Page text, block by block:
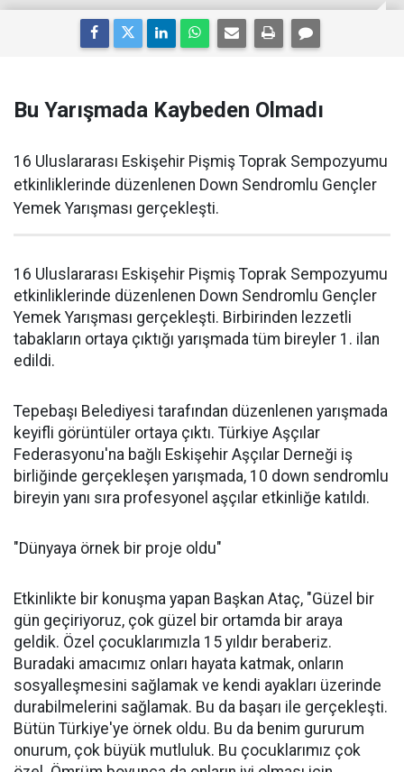
Bu Yarışmada Kaybeden Olmadı
16 Uluslararası Eskişehir Pişmiş Toprak Sempozyumu
etkinliklerinde düzenlenen Down Sendromlu Gençler
Yemek Yarışması gerçekleşti.
16 Uluslararası Eskişehir Pişmiş Toprak Sempozyumu
etkinliklerinde düzenlenen Down Sendromlu Gençler
Yemek Yarışması gerçekleşti. Birbirinden lezzetli
tabakların ortaya çıktığı yarışmada tüm bireyler 1. ilan
edildi.
Tepebaşı Belediyesi tarafından düzenlenen yarışmada
keyifli görüntüler ortaya çıktı. Türkiye Aşçılar
Federasyonu'na bağlı Eskişehir Aşçılar Derneği iş
birliğinde gerçekleşen yarışmada, 10 down sendromlu
bireyin yanı sıra profesyonel aşçılar etkinliğe katıldı.
"Dünyaya örnek bir proje oldu"
Etkinlikte bir konuşma yapan Başkan Ataç, "Güzel bir
gün geçiriyoruz, çok güzel bir ortamda bir araya
geldik. Özel çocuklarımızla 15 yıldır beraberiz.
Buradaki amacımız onları hayata katmak, onların
sosyalleşmesini sağlamak ve kendi ayakları üzerinde
durabilmelerini sağlamak. Bu da başarı ile gerçekleşti.
Bütün Türkiye'ye örnek oldu. Bu da benim gururum
onurum, çok büyük mutluluk. Bu çocuklarımız çok